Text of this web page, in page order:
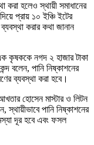
করা হলেও স্থায়ী সমাধানের
প্রায় ১০ ইঞ্চি ইটের
করার কথা জানান
কৃষককে নগদ ২ হাজার টাকা
বলেন, পানি নিষ্কাশনের
ব্যবস্থা করা হবে।
হোসেন মাস্টার ও লিটন
পানি নিষ্কাশনের
দূর হবে এবং ফসল